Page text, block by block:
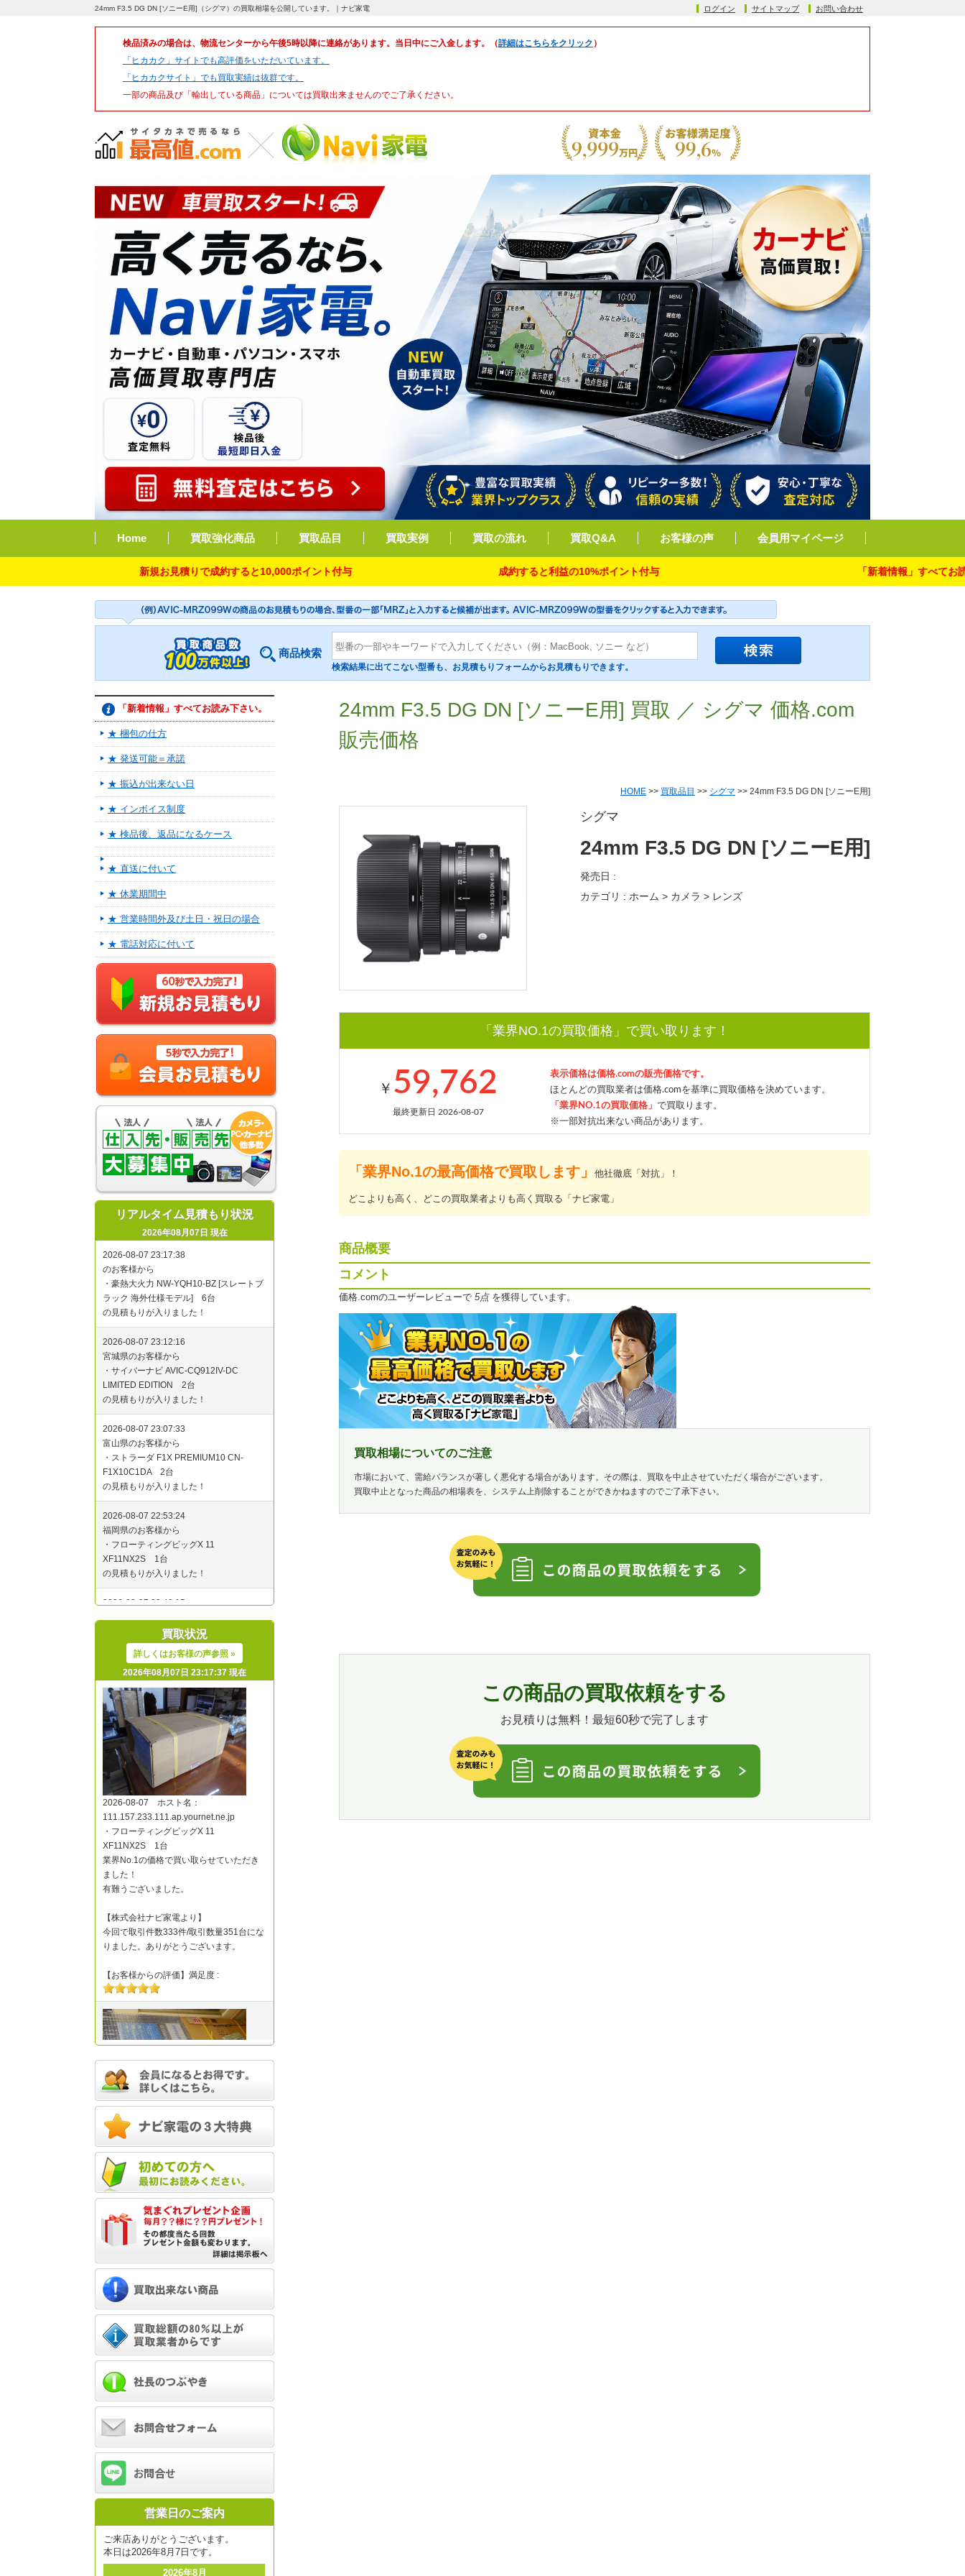
24mm F3.5 DG DN [ソニーE用]（シグマ）の買取相場を公開しています。｜ナビ家電 ログイン サイトマップ お問い合わせ
検品済みの場合は、物流センターから午後5時以降に連絡があります。当日中にご入金します。（詳細はこちらをクリック ）
「ヒカカク」サイトでも高評価をいただいています。
「ヒカカクサイト」でも買取実績は抜群です。
一部の商品及び「輸出している商品」については買取出来ませんのでご了承ください。
Home 買取強化商品 買取品目 買取実例 買取の流れ 買取Q&A お客様の声 会員用マイページ
新規お見積りで成約すると10,000ポイント付与 成約すると利益の10%ポイント付与 「新着情報」すべてお読み下
商品検索
検索結果に出てこない型番も、お見積もりフォームからお見積もりできます。
24mm F3.5 DG DN [ソニーE用] 買取 ／ シグマ 価格.com
販売価格
HOME >> 買取品目 >> シグマ >> 24mm F3.5 DG DN [ソニーE用]
シグマ
24mm F3.5 DG DN [ソニーE用]
発売日 :
カテゴリ : ホーム > カメラ > レンズ
「業界NO.1の買取価格」で買い取ります！
￥ 59,762
最終更新日 2026-08-07
表示価格は価格.comの販売価格です。
ほとんどの買取業者は価格.comを基準に買取価格を決めています。
「業界NO.1の買取価格」 で買取ります。
※一部対抗出来ない商品があります。
「業界No.1の最高価格で買取します」 他社徹底「対抗」！
どこよりも高く、どこの買取業者よりも高く買取る「ナビ家電」
商品概要
コメント
価格.comのユーザーレビューで 5点を獲得しています。
買取相場についてのご注意
市場において、需給バランスが著しく悪化する場合があります。その際は、買取を中止させていただく場合がございます。
買取中止となった商品の相場表を、システム上削除することができかねますのでご了承下さい。
この商品の買取依頼をする
お見積りは無料！最短60秒で完了します
「新着情報」すべてお読み下さい。
★ 梱包の仕方
★ 発送可能＝承諾
★ 振込が出来ない日
★ インボイス制度
★ 検品後、返品になるケース
★ 直送に付いて
★ 休業期間中
★ 営業時間外及び土日・祝日の場合
★ 電話対応に付いて
リアルタイム見積もり状況
2026年08月07日 現在
買取状況
詳しくはお客様の声参照 »
2026年08月07日 23:17:37 現在
営業日のご案内
ご来店ありがとうございます。
本日は2026年8月7日です。
2026年8月